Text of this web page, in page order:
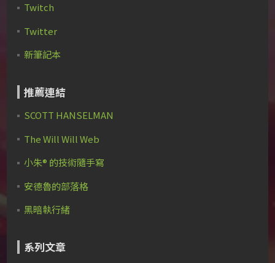
Twitch
Twitter
新筆記本
推薦連結
SCOTT HANSELMAN
The Will Will Web
小朱® 的技術隨手寫
安德魯的部落格
黑暗執行緒
系列文章